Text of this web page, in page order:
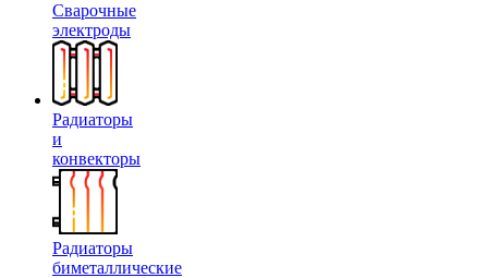
Сварочные
электроды
Радиаторы
и
конвекторы
Радиаторы
биметаллические